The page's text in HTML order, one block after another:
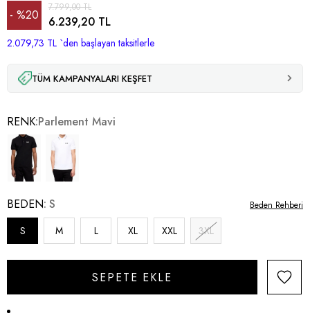
%20
İndirim
7.799,00 TL
6.239,20 TL
2.079,73 TL `den başlayan taksitlerle
TÜM KAMPANYALARI KEŞFET
RENK Parlement Mavi
BEDEN S
S M L XL XXL 3XL
Beden Rehberi